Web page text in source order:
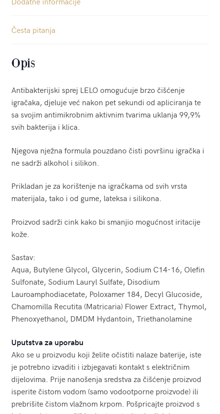
Česta pitanja
Opis
Antibakterijski sprej LELO omogućuje brzo čišćenje
igračaka, djeluje već nakon pet sekundi od apliciranja te
sa svojim antimikrobnim aktivnim tvarima uklanja 99,9%
svih bakterija i klica.
Njegova nježna formula pouzdano čisti površinu igračka i
ne sadrži alkohol i silikon.
Prikladan je za korištenje na igračkama od svih vrsta
materijala, tako i od gume, lateksa i silikona.
Proizvod sadrži cink kako bi smanjio mogućnost iritacije
kože.
Sastav:
Aqua, Butylene Glycol, Glycerin, Sodium C14-16, Olefin
Sulfonate, Sodium Lauryl Sulfate, Disodium
Lauroamphodiacetate, Poloxamer 184, Decyl Glucoside,
Chamomilla Recutita (Matricaria) Flower Extract, Thymol,
Phenoxyethanol, DMDM Hydantoin, Triethanolamine
Uputstva za uporabu
Ako se u proizvodu koji želite očistiti nalaze baterije, iste
je potrebno izvaditi i izbjegavati kontakt s električnim
dijelovima. Prije nanošenja sredstva za čišćenje proizvod
isperite čistom vodom (samo vodootporne proizvode) ili
prebrišite čistom vlažnom krpom. Pošpricajte proizvod s